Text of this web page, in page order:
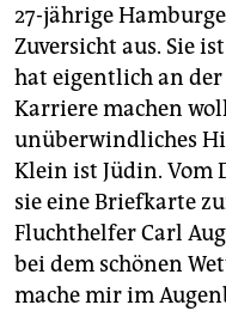
unterstützen
abo
genossenschaft
epaper login
27-jährige
Zuversicht aus. Sie
hat eigentlich an
Karriere machen
unüberwindliches
Klein ist Jüdin. Vom
sie eine Briefkarte
Fluchthelfer Carl
bei dem schönen
mache mir im